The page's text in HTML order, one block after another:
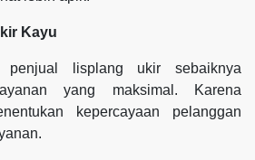
Kayu
lisplang ukir sebaiknya
yang maksimal. Karena
kepercayaan pelanggan